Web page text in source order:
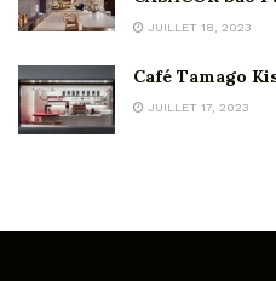
JUILLET 18, 2023
Café Tamago
JUILLET 17, 2023